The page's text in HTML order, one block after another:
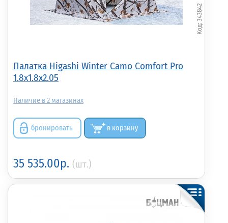
Палатка Higashi Winter Camo Comfort Pro
1.8x1.8x2.05
343842
2
бронировать в корзину
35 535.00р. (шт.)